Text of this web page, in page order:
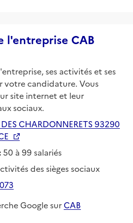
l'entreprise CAB
ses activités et ses
votre candidature. Vous
site internet et leur
sociaux.
CHARDONNERETS 93290
50 à 99 salariés
des sièges sociaux
Google surCAB